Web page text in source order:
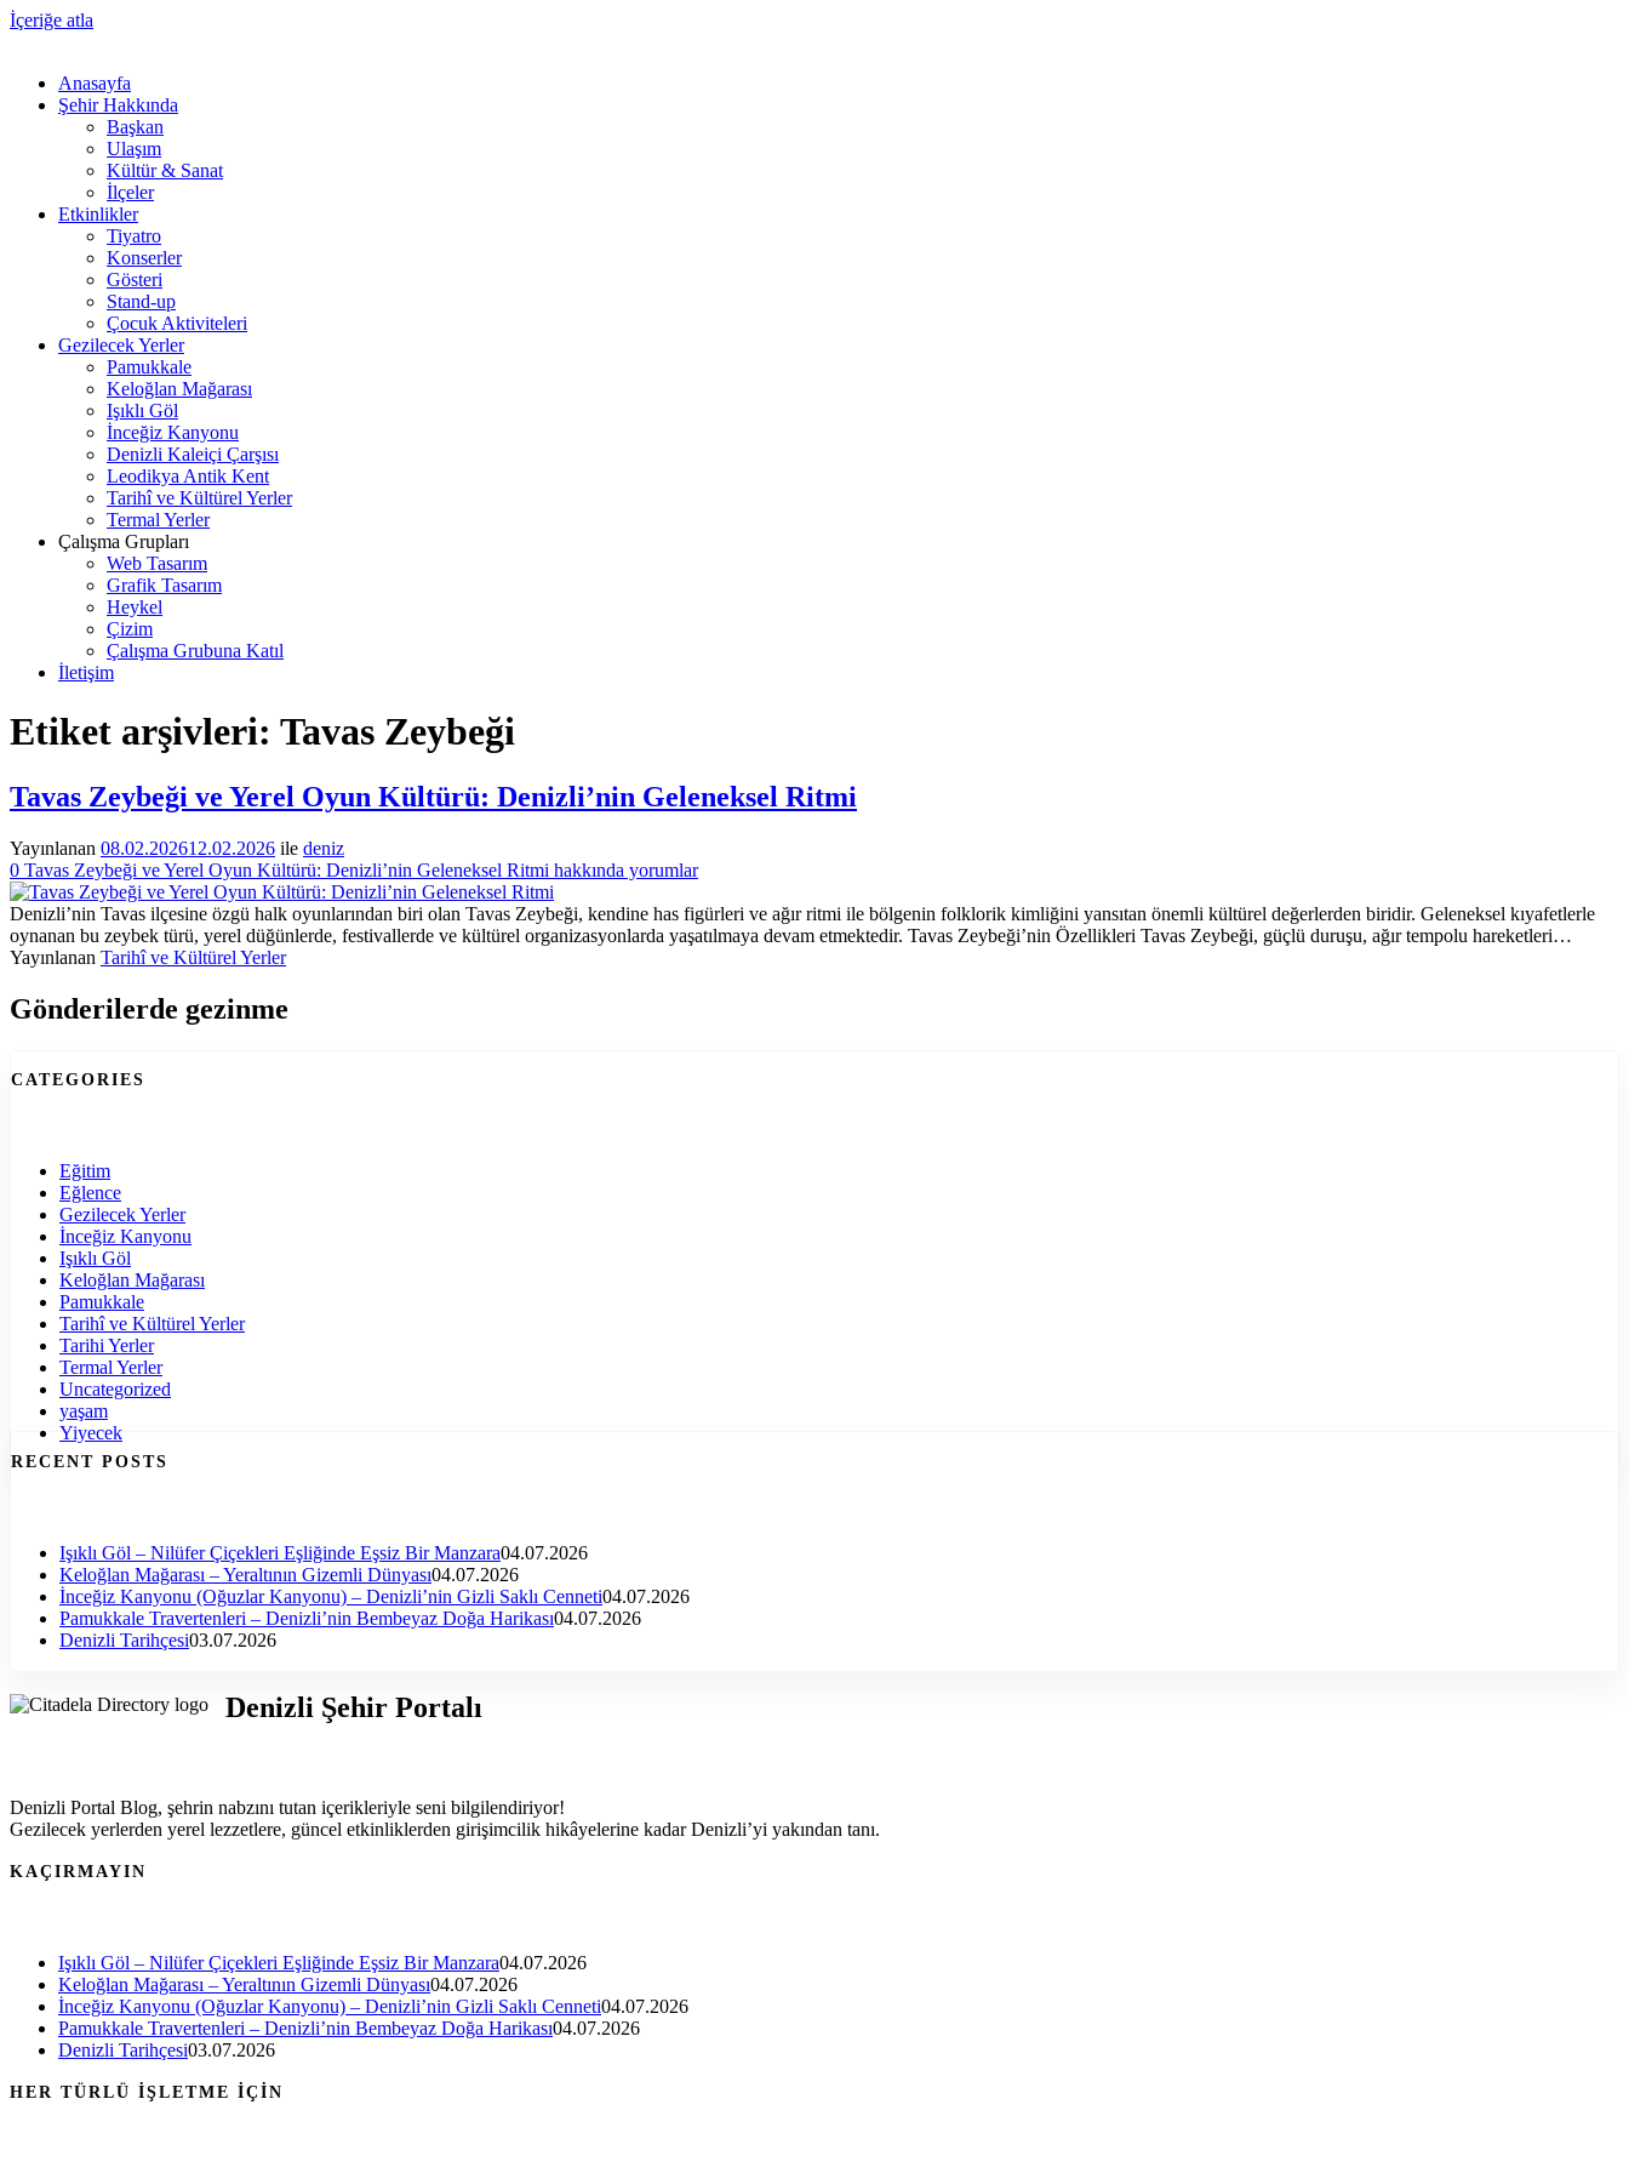
İçeriğe atla
Anasayfa
Şehir Hakkında
Başkan
Ulaşım
Kültür & Sanat
İlçeler
Etkinlikler
Tiyatro
Konserler
Gösteri
Stand-up
Çocuk Aktiviteleri
Gezilecek Yerler
Pamukkale
Keloğlan Mağarası
Işıklı Göl
İnceğiz Kanyonu
Denizli Kaleiçi Çarşısı
Leodikya Antik Kent
Tarihî ve Kültürel Yerler
Termal Yerler
Çalışma Grupları
Web Tasarım
Grafik Tasarım
Heykel
Çizim
Çalışma Grubuna Katıl
İletişim
Etiket arşivleri: Tavas Zeybeği
Tavas Zeybeği ve Yerel Oyun Kültürü: Denizli’nin Geleneksel Ritmi
Yayınlanan 08.02.202612.02.2026 ile deniz
0 Tavas Zeybeği ve Yerel Oyun Kültürü: Denizli’nin Geleneksel Ritmi hakkında yorumlar
Denizli’nin Tavas ilçesine özgü halk oyunlarından biri olan Tavas Zeybeği, kendine has figürleri ve ağır ritmi ile bölgenin folklorik kimliğini yansıtan önemli kültürel değerlerden biridir. Geleneksel kıyafetlerle
oynanan bu zeybek türü, yerel düğünlerde, festivallerde ve kültürel organizasyonlarda yaşatılmaya devam etmektedir. Tavas Zeybeği’nin Özellikleri Tavas Zeybeği, güçlü duruşu, ağır tempolu hareketleri…
Yayınlanan Tarihî ve Kültürel Yerler
Gönderilerde gezinme
CATEGORIES
Eğitim
Eğlence
Gezilecek Yerler
İnceğiz Kanyonu
Işıklı Göl
Keloğlan Mağarası
Pamukkale
Tarihî ve Kültürel Yerler
Tarihi Yerler
Termal Yerler
Uncategorized
yaşam
Yiyecek
RECENT POSTS
Işıklı Göl – Nilüfer Çiçekleri Eşliğinde Eşsiz Bir Manzara04.07.2026
Keloğlan Mağarası – Yeraltının Gizemli Dünyası04.07.2026
İnceğiz Kanyonu (Oğuzlar Kanyonu) – Denizli’nin Gizli Saklı Cenneti04.07.2026
Pamukkale Travertenleri – Denizli’nin Bembeyaz Doğa Harikası04.07.2026
Denizli Tarihçesi03.07.2026
Denizli Şehir Portalı
Denizli Portal Blog, şehrin nabzını tutan içerikleriyle seni bilgilendiriyor!
Gezilecek yerlerden yerel lezzetlere, güncel etkinliklerden girişimcilik hikâyelerine kadar Denizli’yi yakından tanı.
KAÇIRMAYIN
Işıklı Göl – Nilüfer Çiçekleri Eşliğinde Eşsiz Bir Manzara04.07.2026
Keloğlan Mağarası – Yeraltının Gizemli Dünyası04.07.2026
İnceğiz Kanyonu (Oğuzlar Kanyonu) – Denizli’nin Gizli Saklı Cenneti04.07.2026
Pamukkale Travertenleri – Denizli’nin Bembeyaz Doğa Harikası04.07.2026
Denizli Tarihçesi03.07.2026
HER TÜRLÜ İŞLETME İÇİN